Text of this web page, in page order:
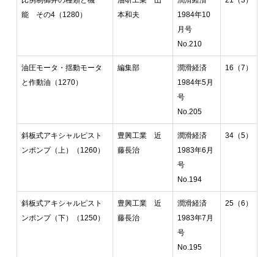
能 その4（1280）
本和夫
1984年10
月号
No.210
油圧モータ・揺動モータ
と作動油（1270）
編集部
潤滑経済
1984年5月
号
No.205
16（7）
斜板式アキシャルピスト
ンポンプ（上）（1260）
豊興工業 近
藤長治
潤滑経済
1983年6月
号
No.194
34（5）
斜板式アキシャルピスト
ンポンプ（下）（1250）
豊興工業 近
藤長治
潤滑経済
1983年7月
号
No.195
25（6）